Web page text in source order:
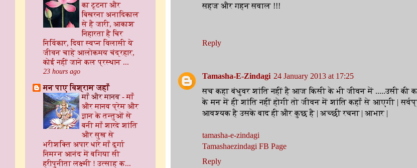
सहज और गहन सवाल !!!
Reply
Tamasha-E-Zindagi 24 January 2013 at 17:25
सच कहा बंधुवर शांति नहीं है आज किसी के भी जीवन में .....उसी की
के मन में ही शांति नहीं होगी तो जीवन में शांति कहाँ से आएगी |
आवश्यक है उसके बाद ही और कुछ है | अच्छी रचना | आभार |
tamasha-e-zindagi
Tamashaezindagi FB Page
Reply
का टूटना और
बिखरना अनादिकाल
से है जारी, आकाश
निहारता है चिर
निर्विकार, दिवा स्वप्न विलासी ये
जीवन चाहे आलोकमय चंद्रहार,
कोई नहीं जाने कल प्रस्थान ...
23 hours ago
मन पाए विश्राम जहाँ
माँ और मानव-माँ
और मानव प्रेम और
ज्ञान के तन्तुओं से
बनी माँ शारदे शांति
और सुख से
भरीशक्ति अपार धारे माँ दुर्गा
निमग्न आनंद में बगिया सी
हरीपुनीता लक्ष्मी ! उत्साह क...